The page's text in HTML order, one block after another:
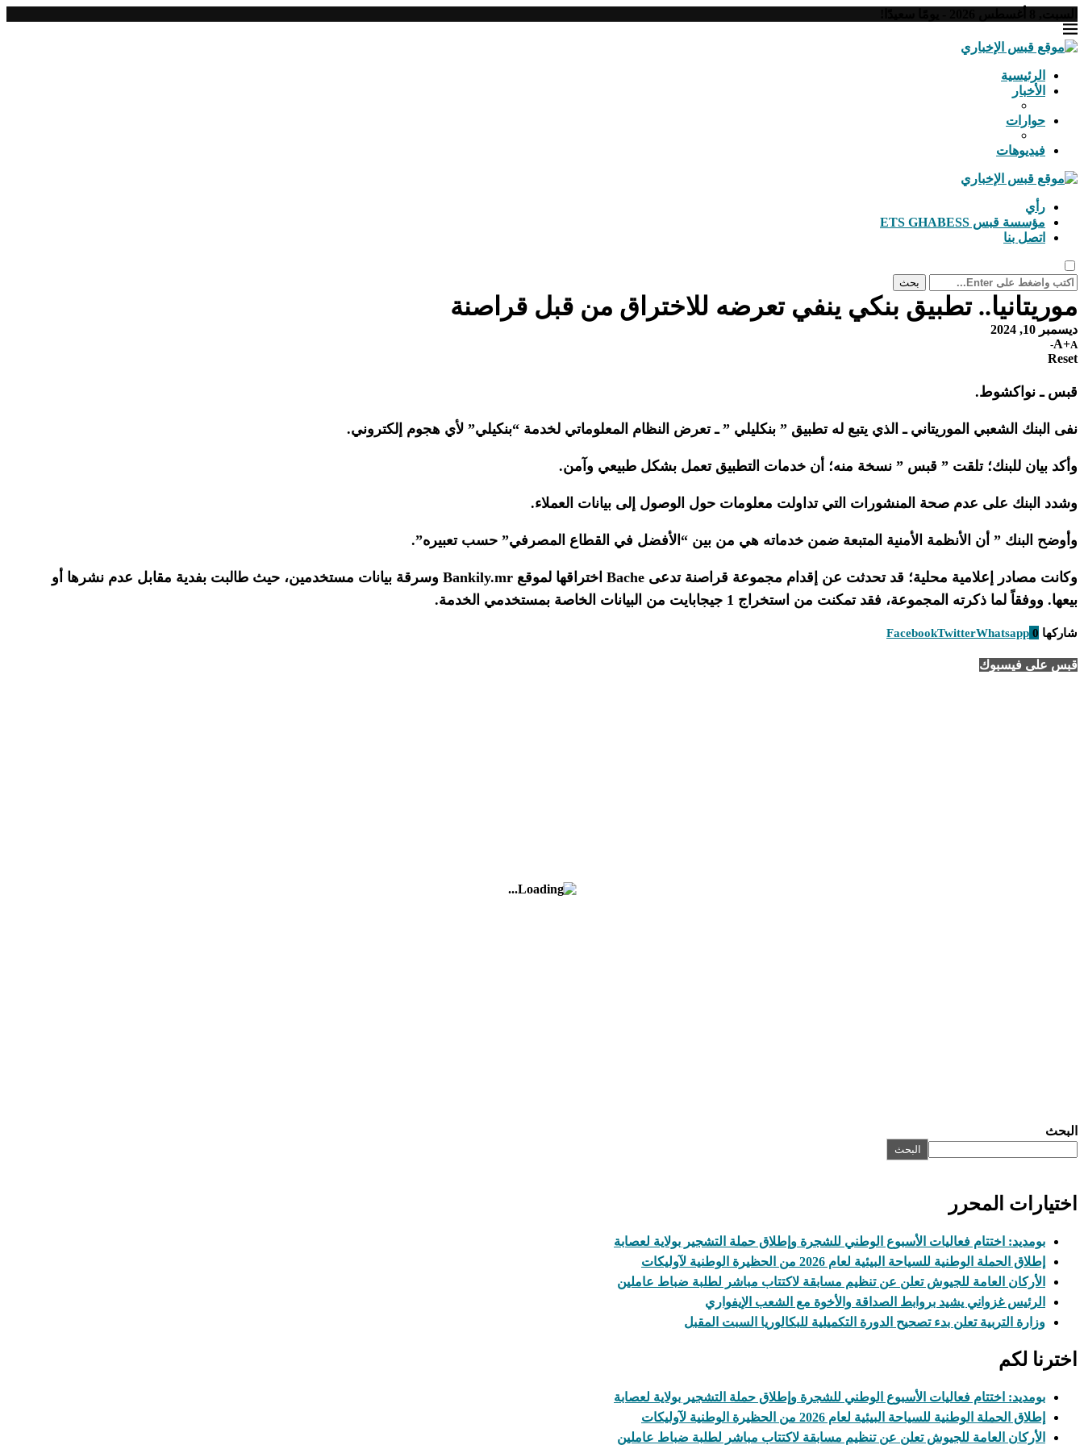
الرئيسية
الأخبار
حوارات
فيديوهات
رأي
مؤسسة قبس ETS GHABESS
اتصل بنا
بحث
موريتانيا.. تطبيق بنكي ينفي تعرضه للاختراق من قبل قراصنة
ديسمبر 10, 2024
A+A-
Reset
قبس ـ نواكشوط.
نفى البنك الشعبي الموريتاني ـ الذي يتبع له تطبيق ” بنكليلي ” ـ تعرض النظام المعلوماتي لخدمة “بنكيلي” لأي هجوم إلكتروني.
وأكد بيان للبنك؛ تلقت ” قبس ” نسخة منه؛ أن خدمات التطبيق تعمل بشكل طبيعي وآمن.
وشدد البنك على عدم صحة المنشورات التي تداولت معلومات حول الوصول إلى بيانات العملاء.
وأوضح البنك ” أن الأنظمة الأمنية المتبعة ضمن خدماته هي من بين “الأفضل في القطاع المصرفي” حسب تعبيره”.
وكانت مصادر إعلامية محلية؛ قد تحدثت عن إقدام مجموعة قراصنة تدعى Bache اختراقها لموقع Bankily.mr وسرقة بيانات مستخدمين، حيث طالبت بفدية مقابل عدم نشرها أو
بيعها. ووفقاً لما ذكرته المجموعة، فقد تمكنت من استخراج 1 جيجابايت من البيانات الخاصة بمستخدمي الخدمة.
شاركها 0
FacebookTwitterWhatsapp
قبس على فيسبوك
البحث
البحث
اختيارات المحرر
بومديد: اختتام فعاليات الأسبوع الوطني للشجرة وإطلاق حملة التشجير بولاية لعصابة
إطلاق الحملة الوطنية للسياحة البيئية لعام 2026 من الحظيرة الوطنية لآوليكات
الأركان العامة للجيوش تعلن عن تنظيم مسابقة لاكتتاب مباشر لطلبة ضباط عاملين
الرئيس غزواني يشيد بروابط الصداقة والأخوة مع الشعب الإيفواري
وزارة التربية تعلن بدء تصحيح الدورة التكميلية للبكالوريا السبت المقبل
اخترنا لكم
بومديد: اختتام فعاليات الأسبوع الوطني للشجرة وإطلاق حملة التشجير بولاية لعصابة
إطلاق الحملة الوطنية للسياحة البيئية لعام 2026 من الحظيرة الوطنية لآوليكات
الأركان العامة للجيوش تعلن عن تنظيم مسابقة لاكتتاب مباشر لطلبة ضباط عاملين